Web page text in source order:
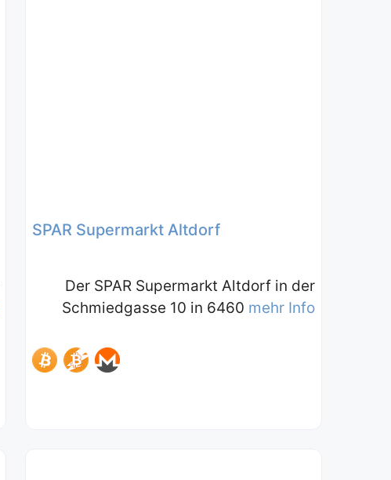
SPAR Supermarkt Altdorf
Der SPAR Supermarkt Altdorf in der
Schmiedgasse 10 in 6460 mehr Info